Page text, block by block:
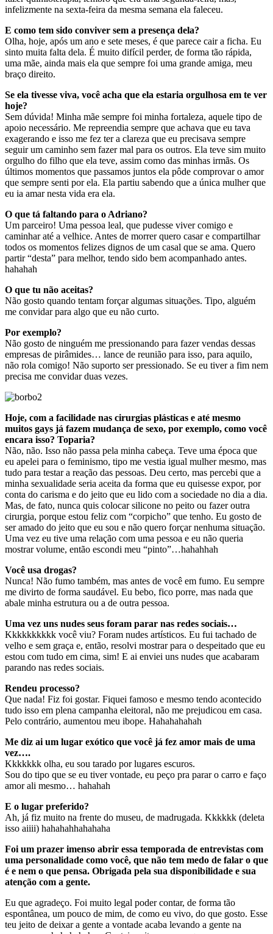
infelizmente na sexta-feira da mesma semana ela faleceu.
E como tem sido conviver sem a presença dela?
Olha, hoje, após um ano e sete meses, é que parece cair a ficha. Eu
sinto muita falta dela. É muito difícil perder, de forma tão rápida,
uma mãe, ainda mais ela que sempre foi uma grande amiga, meu
braço direito.
Se ela tivesse viva, você acha que ela estaria orgulhosa em te ver
hoje?
Sem dúvida! Minha mãe sempre foi minha fortaleza, aquele tipo de
apoio necessário. Me repreendia sempre que achava que eu tava
exagerando e isso me fez ter a clareza que eu precisava sempre
seguir um caminho sem fazer mal para os outros. Ela teve sim muito
orgulho do filho que ela teve, assim como das minhas irmãs. Os
últimos momentos que passamos juntos ela pôde comprovar o amor
que sempre senti por ela. Ela partiu sabendo que a única mulher que
eu ia amar nesta vida era ela.
O que tá faltando para o Adriano?
Um parceiro! Uma pessoa leal, que pudesse viver comigo e
caminhar até a velhice. Antes de morrer quero casar e compartilhar
todos os momentos felizes dignos de um casal que se ama. Quero
partir “desta” para melhor, tendo sido bem acompanhado antes.
hahahah
O que tu não aceitas?
Não gosto quando tentam forçar algumas situações. Tipo, alguém
me convidar para algo que eu não curto.
Por exemplo?
Não gosto de ninguém me pressionando para fazer vendas dessas
empresas de pirâmides… lance de reunião para isso, para aquilo,
não rola comigo! Não suporto ser pressionado. Se eu tiver a fim nem
precisa me convidar duas vezes.
Hoje, com a facilidade nas cirurgias plásticas e até mesmo
muitos gays já fazem mudança de sexo, por exemplo, como você
encara isso? Toparia?
Não, não. Isso não passa pela minha cabeça. Teve uma época que
eu apelei para o feminismo, tipo me vestia igual mulher mesmo, mas
tudo para testar a reação das pessoas. Deu certo, mas percebi que a
minha sexualidade seria aceita da forma que eu quisesse expor, por
conta do carisma e do jeito que eu lido com a sociedade no dia a dia.
Mas, de fato, nunca quis colocar silicone no peito ou fazer outra
cirurgia, porque estou feliz com “corpicho” que tenho. Eu gosto de
ser amado do jeito que eu sou e não quero forçar nenhuma situação.
Uma vez eu tive uma relação com uma pessoa e eu não queria
mostrar volume, então escondi meu “pinto”…hahahhah
Você usa drogas?
Nunca! Não fumo também, mas antes de você em fumo. Eu sempre
me divirto de forma saudável. Eu bebo, fico porre, mas nada que
abale minha estrutura ou a de outra pessoa.
Uma vez uns nudes seus foram parar nas redes sociais…
Kkkkkkkkkk você viu? Foram nudes artísticos. Eu fui tachado de
velho e sem graça e, então, resolvi mostrar para o despeitado que eu
estou com tudo em cima, sim! E ai enviei uns nudes que acabaram
parando nas redes sociais.
Rendeu processo?
Que nada! Fiz foi gostar. Fiquei famoso e mesmo tendo acontecido
tudo isso em plena campanha eleitoral, não me prejudicou em casa.
Pelo contrário, aumentou meu ibope. Hahahahahah
Me diz ai um lugar exótico que você já fez amor mais de uma
vez….
Kkkkkkk olha, eu sou tarado por lugares escuros.
Sou do tipo que se eu tiver vontade, eu peço pra parar o carro e faço
amor ali mesmo… hahahah
E o lugar preferido?
Ah, já fiz muito na frente do museu, de madrugada. Kkkkkk (deleta
isso aiiii) hahahahhahahaha
Foi um prazer imenso abrir essa temporada de entrevistas com
uma personalidade como você, que não tem medo de falar o que
é e nem o que pensa. Obrigada pela sua disponibilidade e sua
atenção com a gente.
Eu que agradeço. Foi muito legal poder contar, de forma tão
espontânea, um pouco de mim, de como eu vivo, do que gosto. Esse
teu jeito de deixar a gente a vontade acaba levando a gente na